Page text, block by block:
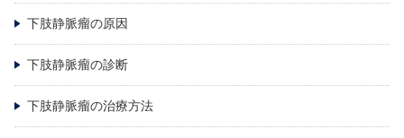
下肢静脈瘤の原因
下肢静脈瘤の診断
下肢静脈瘤の治療方法